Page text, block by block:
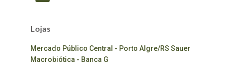
Lojas
Mercado Público Central - Porto Algre/RS Sauer
Macrobiótica - Banca G